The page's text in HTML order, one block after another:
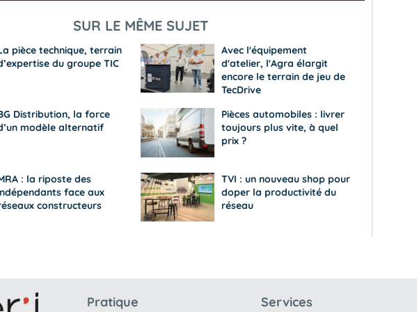
SUR LE MÊME SUJET
pièce technique, terrain
du groupe TIC
Avec l'équipement
d'atelier, l'Agra élargit
encore le terrain de jeu de
TecDrive
Distribution, la force
modèle alternatif
Pièces automobiles : livrer
toujours plus vite, à quel
prix ?
: la riposte des
face aux
constructeurs
TVI : un nouveau shop pour
doper la productivité du
réseau
Pratique Services